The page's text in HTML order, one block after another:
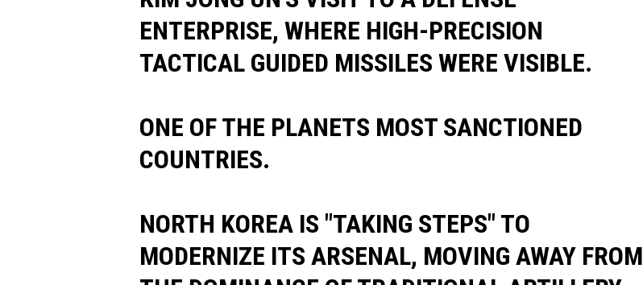
ENTERPRISE, WHERE HIGH-PRECISION
TACTICAL GUIDED MISSILES WERE VISIBLE.
ONE OF THE PLANETS MOST SANCTIONED
COUNTRIES.
NORTH KOREA IS "TAKING STEPS" TO
MODERNIZE ITS ARSENAL, MOVING AWAY FROM